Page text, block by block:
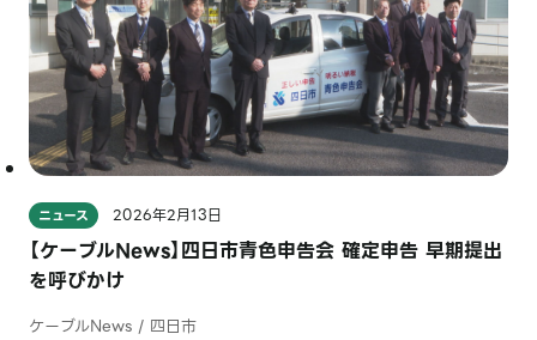
ニュース 2026年2月13日
【ケーブルNews】四日市青色申告会 確定申告 早期提出
を呼びかけ
ケーブルNews / 四日市